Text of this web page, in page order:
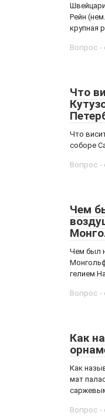
Рейн
крупная
Вопрос -
Что
Что
соборе
Вопрос -
Чем
Чем был
гелием
Вопрос -
Как
Как
мат
Вопрос -